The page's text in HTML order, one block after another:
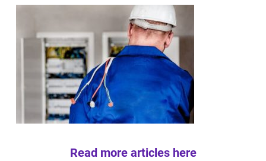
Read more articles here